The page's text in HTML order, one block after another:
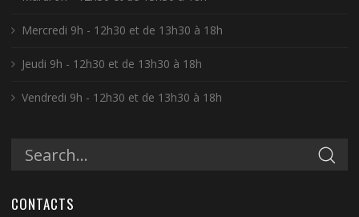
Mercredi 9h - 12h30 et de 13h30 à 18h
Jeudi 9h - 12h30 et de 13h30 à 18h
Vendredi 9h - 12h30 et de 13h30 à 18h
CONTACTS